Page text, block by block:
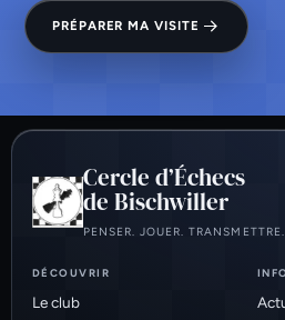
PRÉPARER MA VISITE
Cercle d’Échecs
de Bischwiller
PENSER. JOUER. TRANSMETTRE.
DÉCOUVRIR
Le club